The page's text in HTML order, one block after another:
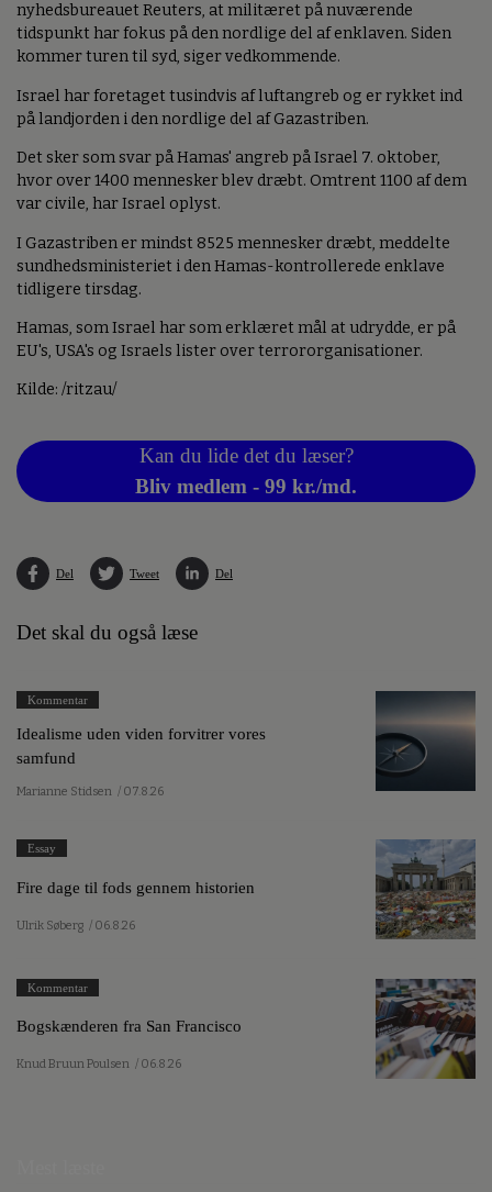
nyhedsbureauet Reuters, at militæret på nuværende
tidspunkt har fokus på den nordlige del af enklaven. Siden
kommer turen til syd, siger vedkommende.
Israel har foretaget tusindvis af luftangreb og er rykket ind
på landjorden i den nordlige del af Gazastriben.
Det sker som svar på Hamas' angreb på Israel 7. oktober,
hvor over 1400 mennesker blev dræbt. Omtrent 1100 af dem
var civile, har Israel oplyst.
I Gazastriben er mindst 8525 mennesker dræbt, meddelte
sundhedsministeriet i den Hamas-kontrollerede enklave
tidligere tirsdag.
Hamas, som Israel har som erklæret mål at udrydde, er på
EU's, USA's og Israels lister over terrororganisationer.
Kilde: /ritzau/
Kan du lide det du læser?
Bliv medlem - 99 kr./md.
Del Tweet Del
Det skal du også læse
Kommentar
Idealisme uden viden forvitrer vores
samfund
Marianne Stidsen / 07.8.26
Essay
Fire dage til fods gennem historien
Ulrik Søberg / 06.8.26
Kommentar
Bogskænderen fra San Francisco
Knud Bruun Poulsen / 06.8.26